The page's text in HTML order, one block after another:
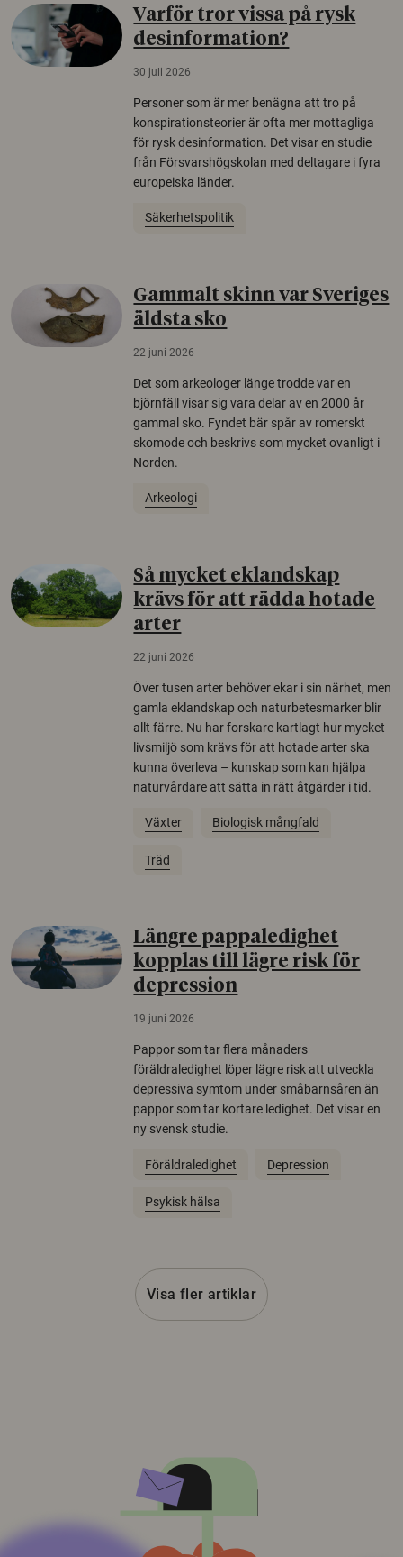
Varför tror vissa på rysk
desinformation?
30 juli 2026
Personer som är mer benägna att tro på
konspirationsteorier är ofta mer mottagliga
för rysk desinformation. Det visar en studie
från Försvarshögskolan med deltagare i fyra
europeiska länder.
Säkerhetspolitik
Gammalt skinn var Sveriges
äldsta sko
22 juni 2026
Det som arkeologer länge trodde var en
björnfäll visar sig vara delar av en 2000 år
gammal sko. Fyndet bär spår av romerskt
skomode och beskrivs som mycket ovanligt i
Norden.
Arkeologi
Så mycket eklandskap
krävs för att rädda hotade
arter
22 juni 2026
Över tusen arter behöver ekar i sin närhet, men
gamla eklandskap och naturbetesmarker blir
allt färre. Nu har forskare kartlagt hur mycket
livsmiljö som krävs för att hotade arter ska
kunna överleva – kunskap som kan hjälpa
naturvårdare att sätta in rätt åtgärder i tid.
Växter Biologisk mångfald
Träd
Längre pappaledighet
kopplas till lägre risk för
depression
19 juni 2026
Pappor som tar flera månaders
föräldraledighet löper lägre risk att utveckla
depressiva symtom under småbarnsåren än
pappor som tar kortare ledighet. Det visar en
ny svensk studie.
Föräldraledighet Depression
Psykisk hälsa
Visa fler artiklar